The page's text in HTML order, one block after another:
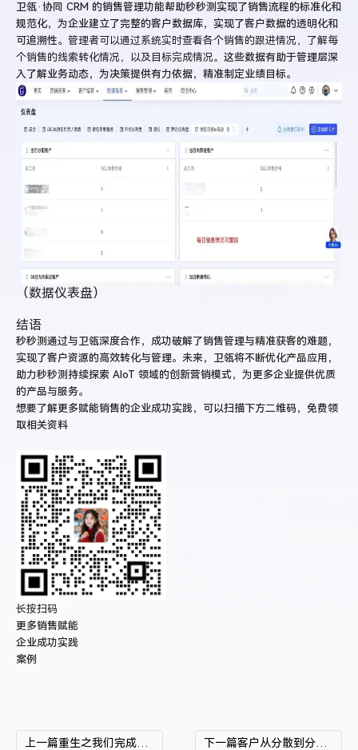
卫瓴·协同 CRM 的销售管理功能帮助秒秒测实现了销售流程的标准化和
规范化，为企业建立了完整的客户数据库，实现了客户数据的透明化和
可追溯性。 管理者可以通过系统实时查看各个销售的跟进情况，了解每
个销售的线索转化情况，以及目标完成情况。 这些数据有助于管理层深
入了解业务动态，为决策提供有力依据，精准制定业绩目标。
（数据仪表盘）
结语
秒秒测通过与卫瓴深度合作，成功破解了销售管理与精准获客的难题，
实现了客户资源的高效转化与管理。未来，卫瓴将不断优化产品应用，
助力秒秒测持续探索 AIoT 领域的创新营销模式，为更多企业提供优质
的产品与服务。
想要了解更多赋能销售的企业成功实践，可以扫描下方二维码，免费领
取相关资料
长按扫码
更多销售赋能
企业成功实践
案例
上一篇 重生之我们完成了从4%到10%成交率的飞跃 下一篇 客户从分散到分层运营：汇智国际旅游如何打破数据孤岛，实现销售全流程智能化管理？